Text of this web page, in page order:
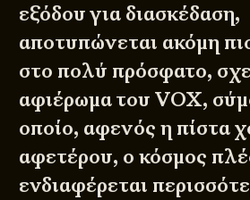
εξόδου για διασκέδαση,
αποτυπώνεται ακόμη
στο πολύ πρόσφατο,
αφιέρωμα τουVOX,
οποίο, αφενός η πίστα
αφετέρου, ο κόσμος
ενδιαφέρεται